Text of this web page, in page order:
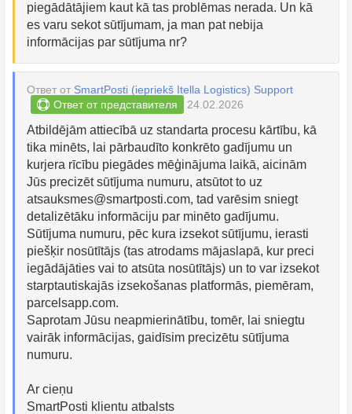
piegādātājiem kaut kā tas problēmas nerada. Un kā
es varu sekot sūtījumam, ja man pat nebija
informācijas par sūtījuma nr?
Ответ от SmartPosti (iepriekš Itella Logistics) Support
Ответ от представителя
24.02.2026
Atbildējām attiecībā uz standarta procesu kārtību, kā
tika minēts, lai pārbaudīto konkrēto gadījumu un
kurjera rīcību piegādes mēģinājuma laikā, aicinām
Jūs precizēt sūtījuma numuru, atsūtot to uz
atsauksmes@smartposti.com, tad varēsim sniegt
detalizētāku informāciju par minēto gadījumu.
Sūtījuma numuru, pēc kura izsekot sūtījumu, ierasti
piešķir nosūtītājs (tas atrodams mājaslapā, kur preci
iegādājāties vai to atsūta nosūtītājs) un to var izsekot
starptautiskajās izsekošanas platformās, piemēram,
parcelsapp.com.
Saprotam Jūsu neapmierinātību, tomēr, lai sniegtu
vairāk informācijas, gaidīsim precizētu sūtījuma
numuru.
Ar cieņu
SmartPosti klientu atbalsts